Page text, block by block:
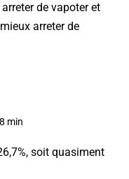
de vapoter et
arreter de
min
soit quasiment